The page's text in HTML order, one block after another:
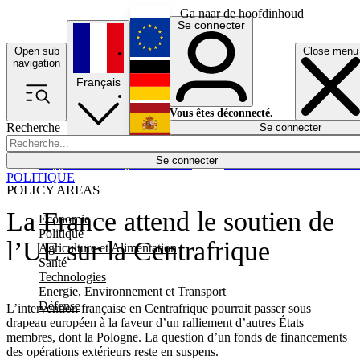
Ga naar de hoofdinhoud
Open sub
navigation
Close menu
Recherche
Se connecter
POLICY AREAS
Economie
Politique
Agriculture et Alimentation
Santé
Technologies
Energie, Environnement et Transport
Défense
Économie
Français
English
Deutsch
Español
Se connecter
Vous êtes déconnecté.
Se connecter
La France attend le soutien de
l’UE sur la Centrafrique
L’intervention française en Centrafrique pourrait passer sous
drapeau européen à la faveur d’un ralliement d’autres États
membres, dont la Pologne. La question d’un fonds de financements
des opérations extérieurs reste en suspens.
POLITIQUE